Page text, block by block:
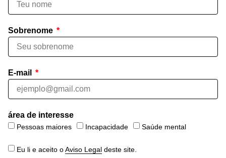
Sobrenome
E-mail
área de interesse
Pessoas maiores Incapacidade Saúde mental
Eu li e aceito oAviso Legal deste site.